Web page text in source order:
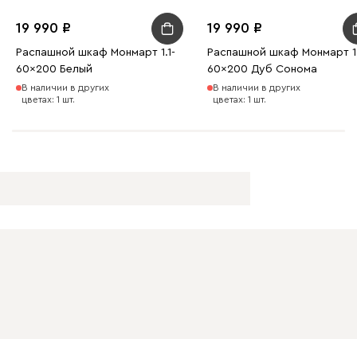
19 990
Распашной шкаф Монмарт 1.1-
60x200 Белый
В наличии в других
цветах: 1 шт.
19 990
Распашной шкаф Монмарт
60x200 Дуб Сонома
В наличии в других
цветах: 1 шт.